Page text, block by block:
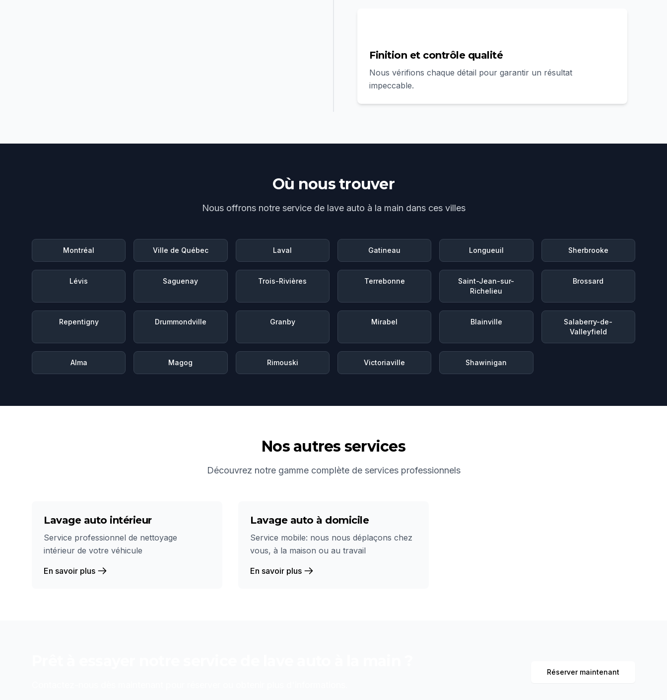
Finition et contrôle qualité
Nous vérifions chaque détail pour garantir un résultat
impeccable.
Où nous trouver
Nous offrons notre service de lave auto à la main dans ces villes
Montréal Ville de Québec Laval Gatineau Longueuil Sherbrooke
Lévis Saguenay Trois-Rivières Terrebonne
Saint-Jean-sur-
Richelieu
Brossard
Repentigny Drummondville Granby Mirabel Blainville
Salaberry-de-
Valleyfield
Alma Magog Rimouski Victoriaville Shawinigan
Nos autres services
Découvrez notre gamme complète de services professionnels
Lavage auto intérieur
Service professionnel de nettoyage
intérieur de votre véhicule
En savoir plus
Lavage auto à domicile
Service mobile: nous nous déplaçons chez
vous, à la maison ou au travail
En savoir plus
Réserver maintenant